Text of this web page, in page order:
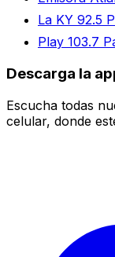
La KY 92.5
Play 103.7
Descarga la
Escucha todas
celular, donde